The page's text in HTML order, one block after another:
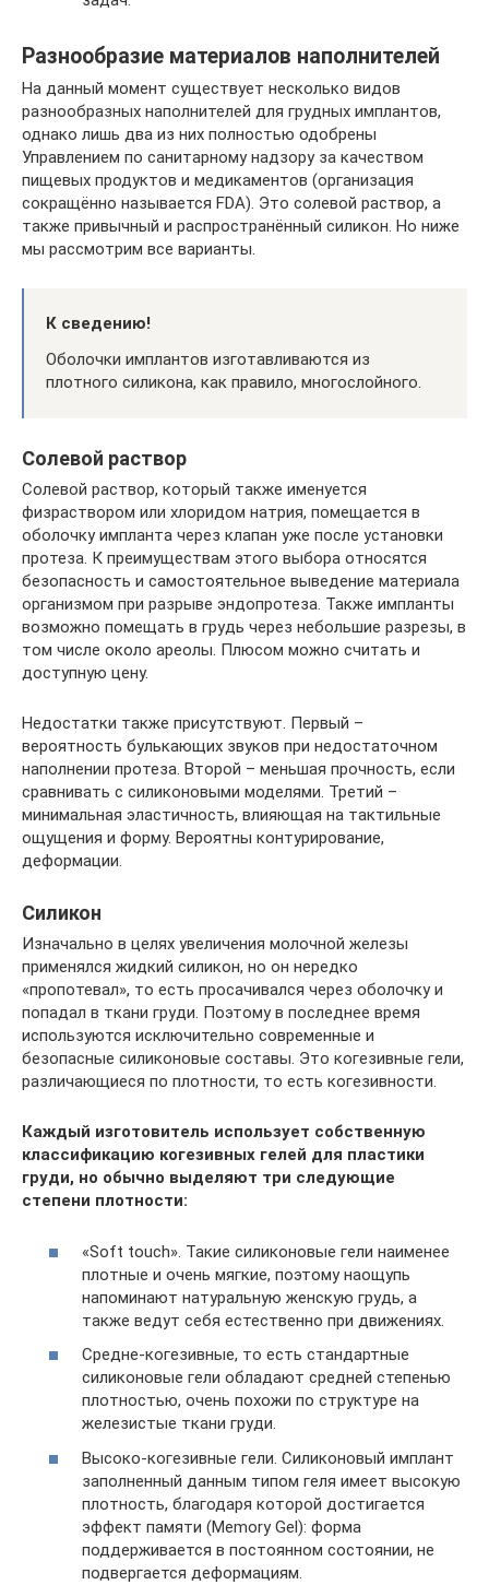
Разнообразие материалов наполнителей
На данный момент существует несколько видов
разнообразных наполнителей для грудных имплантов,
однако лишь два из них полностью одобрены
Управлением по санитарному надзору за качеством
пищевых продуктов и медикаментов (организация
сокращённо называется FDA). Это солевой раствор, а
также привычный и распространённый силикон. Но ниже
мы рассмотрим все варианты.
К сведению!
Оболочки имплантов изготавливаются из
плотного силикона, как правило, многослойного.
Солевой раствор
Солевой раствор, который также именуется
физраствором или хлоридом натрия, помещается в
оболочку импланта через клапан уже после установки
протеза. К преимуществам этого выбора относятся
безопасность и самостоятельное выведение материала
организмом при разрыве эндопротеза. Также импланты
возможно помещать в грудь через небольшие разрезы, в
том числе около ареолы. Плюсом можно считать и
доступную цену.
Недостатки также присутствуют. Первый –
вероятность булькающих звуков при недостаточном
наполнении протеза. Второй – меньшая прочность, если
сравнивать с силиконовыми моделями. Третий –
минимальная эластичность, влияющая на тактильные
ощущения и форму. Вероятны контурирование,
деформации.
Силикон
Изначально в целях увеличения молочной железы
применялся жидкий силикон, но он нередко
«пропотевал», то есть просачивался через оболочку и
попадал в ткани груди. Поэтому в последнее время
используются исключительно современные и
безопасные силиконовые составы. Это когезивные гели,
различающиеся по плотности, то есть когезивности.
Каждый изготовитель использует собственную
классификацию когезивных гелей для пластики
груди, но обычно выделяют три следующие
степени плотности:
«Soft touch». Такие силиконовые гели наименее
плотные и очень мягкие, поэтому наощупь
напоминают натуральную женскую грудь, а
также ведут себя естественно при движениях.
Средне-когезивные, то есть стандартные
силиконовые гели обладают средней степенью
плотностью, очень похожи по структуре на
железистые ткани груди.
Высоко-когезивные гели. Силиконовый имплант
заполненный данным типом геля имеет высокую
плотность, благодаря которой достигается
эффект памяти (Memory Gel): форма
поддерживается в постоянном состоянии, не
подвергается деформациям.